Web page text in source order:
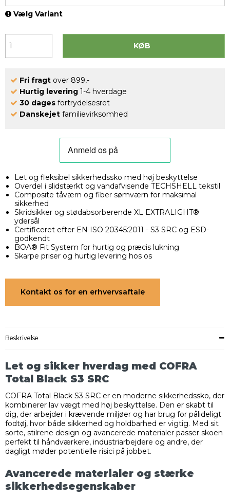
Vælg Variant
KØB
Fri fragt over 899,-
Hurtig levering 1-4 hverdage
30 dages fortrydelsesret
Danskejet familievirksomhed
Let og fleksibel sikkerhedssko med høj beskyttelse
Overdel i slidstærkt og vandafvisende TECHSHELL tekstil
Composite tåværn og fiber sømværn for maksimal
sikkerhed
Skridsikker og stødabsorberende XL EXTRALIGHT®
ydersål
Certificeret efter EN ISO 20345:2011 - S3 SRC og ESD-
godkendt
BOA® Fit System for hurtig og præcis lukning
Skarpe priser og hurtig levering hos os
Kontakt os for en erhvervsaftale
Beskrivelse
Let og sikker hverdag med COFRA
Total Black S3 SRC
COFRA Total Black S3 SRC er en moderne sikkerhedssko, der
kombinerer lav vægt med høj beskyttelse. Den er skabt til
dig, der arbejder i krævende miljøer og har brug for pålideligt
fodtøj, hvor både sikkerhed og holdbarhed er vigtig. Med sit
sorte, stilrene design og avancerede materialer passer skoen
perfekt til håndværkere, industriarbejdere og andre, der
dagligt møder potentielle risici på jobbet.
Avancerede materialer og stærke
sikkerhedsegenskaber